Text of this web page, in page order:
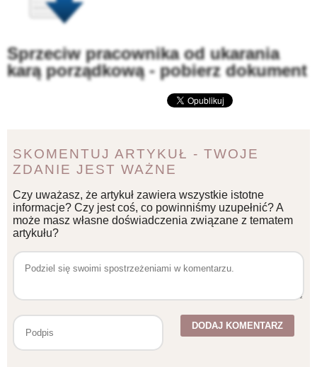
Sprzeciw pracownika od ukarania
karą porządkową - pobierz dokument
SKOMENTUJ ARTYKUŁ - TWOJE
ZDANIE JEST WAŻNE
Czy uważasz, że artykuł zawiera wszystkie istotne
informacje? Czy jest coś, co powinniśmy uzupełnić? A
może masz własne doświadczenia związane z tematem
artykułu?